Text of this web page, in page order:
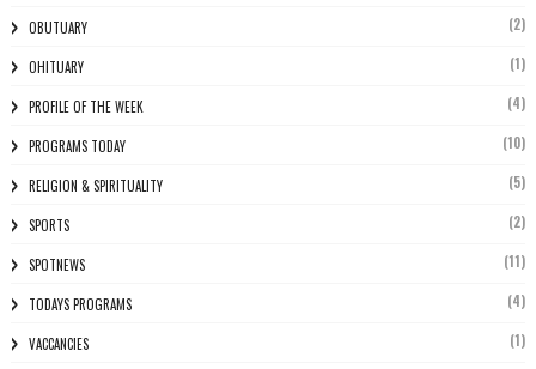
OBUTUARY (2)
OHITUARY (1)
PROFILE OF THE WEEK (4)
PROGRAMS TODAY (10)
RELIGION & SPIRITUALITY (5)
SPORTS (2)
SPOTNEWS (11)
TODAYS PROGRAMS (4)
VACCANCIES (1)